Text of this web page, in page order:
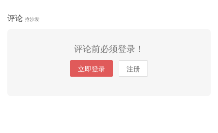
评论 抢沙发
评论前必须登录！
立即登录 注册